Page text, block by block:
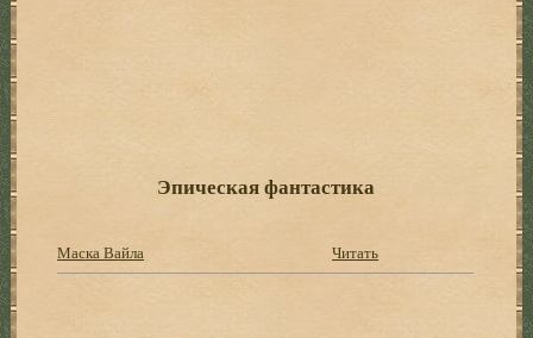
Эпическая фантастика
Маска Вайла Читать